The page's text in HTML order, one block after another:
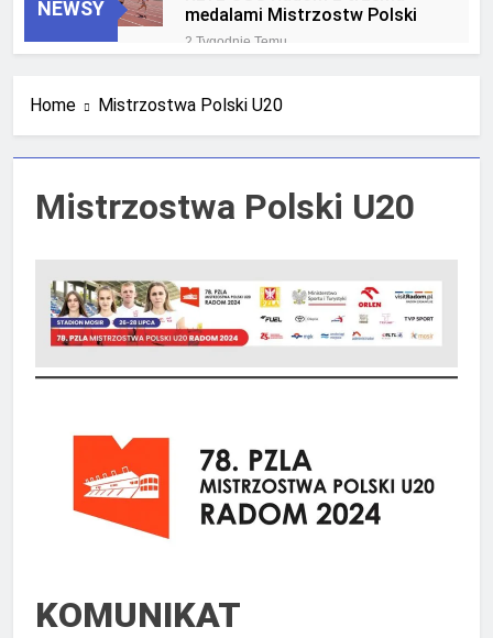
NEWSY
medalami Mistrzostw Polski
2 Tygodnie Temu
mistrzostw Polski U23 w
4 Tygodnie Temu
Home Mistrzostwa Polski U20
Mistrzostwa Polski U20
KOMUNIKAT